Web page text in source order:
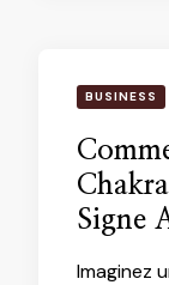
BUSINESS
Signe
Imaginez